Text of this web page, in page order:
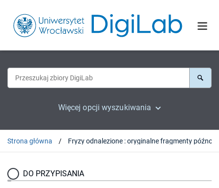
Więcej opcji wyszukiwania
Strona główna
DO PRZYPISANIA